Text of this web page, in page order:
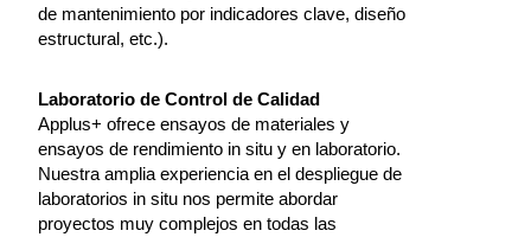
de mantenimiento por indicadores clave, diseño
estructural, etc.).
Laboratorio de Control de Calidad
Applus+ ofrece ensayos de materiales y
ensayos de rendimiento in situ y en laboratorio.
Nuestra amplia experiencia en el despliegue de
laboratorios in situ nos permite abordar
proyectos muy complejos en todas las